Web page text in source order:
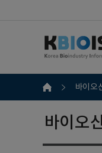
바이오
바이오